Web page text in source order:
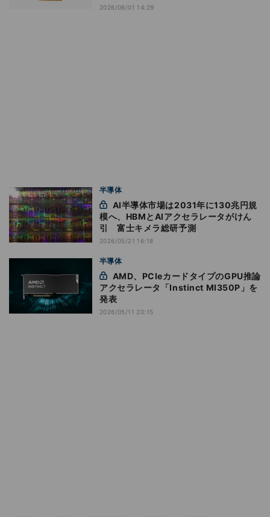
2026/06/01 14:29
半導体
模へ、HBMとAIアクセラレータがけん
引 富士キメラ総研予測
2026/05/21 16:18
半導体
アクセラレータ「Instinct MI350P」を
発表
2026/05/11 20:15